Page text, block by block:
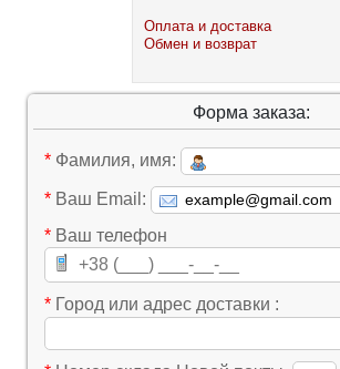
Оплата и доставка
Обмен и возврат
Форма заказа:
* Фамилия, имя:
* Ваш Email:
* Ваш телефон
* Город или адрес доставки :